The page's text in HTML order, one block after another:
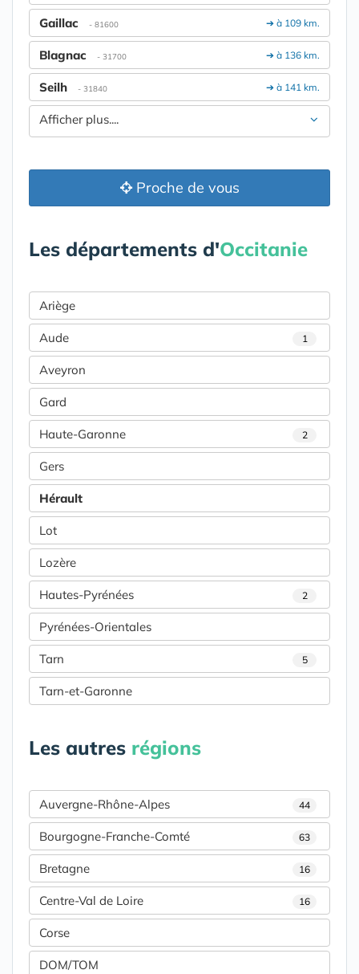
➔ à 109 km.
Gaillac - 81600
➔ à 136 km.
Blagnac - 31700
➔ à 141 km.
Seilh - 31840
Afficher plus....
Proche de vous
Les départements d'Occitanie
Ariège
Aude 1
Aveyron
Gard
Haute-Garonne 2
Gers
Hérault
Lot
Lozère
Hautes-Pyrénées 2
Pyrénées-Orientales
Tarn 5
Tarn-et-Garonne
Les autres régions
Auvergne-Rhône-Alpes 44
Bourgogne-Franche-Comté 63
Bretagne 16
Centre-Val de Loire 16
Corse
DOM/TOM